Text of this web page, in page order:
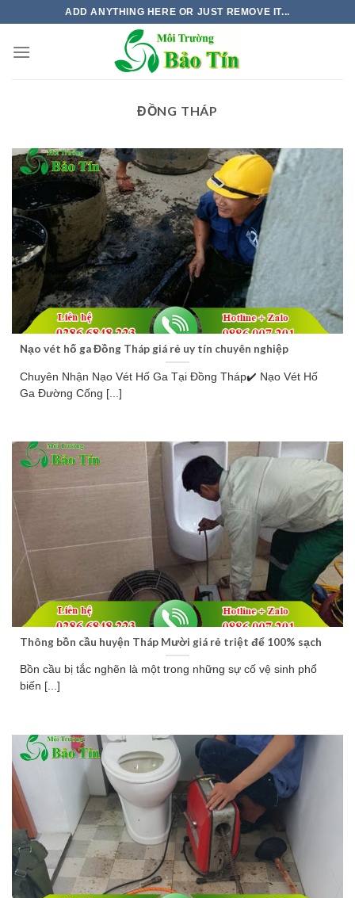
content
ADD ANYTHING HERE OR JUST REMOVE IT...
ĐỒNG THÁP
Nạo vét hố ga Đồng Tháp giá rẻ uy tín chuyên nghiệp
Chuyên Nhận Nạo Vét Hố Ga Tại Đồng Tháp✔️ Nạo Vét Hố
Ga Đường Cống [...]
Thông bồn cầu huyện Tháp Mười giá rẻ triệt để 100% sạch
Bồn cầu bị tắc nghẽn là một trong những sự cố vệ sinh phổ
biến [...]